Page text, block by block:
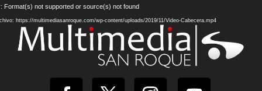
Reproductor
de
Format(s) not supported or source(s) not found
https://multimediasanroque.com/wp-content/uploads/2019/11/Video-Cabecera.mp4